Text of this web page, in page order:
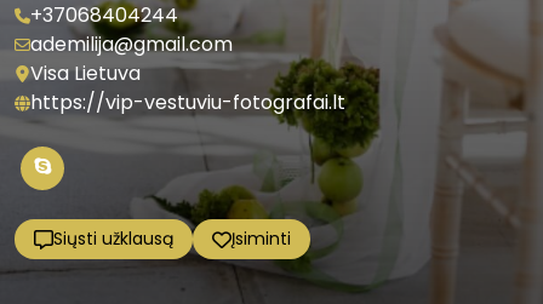
+37068404244
ademilija@gmail.com
Visa Lietuva
https://vip-vestuviu-fotografai.lt
Siųsti užklausą Įsiminti